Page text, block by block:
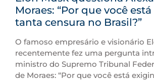
Moraes: “Por que você
tanta censura no Brasil?”
O famoso empresário e visionário
recentemente fez uma pergunta
ministro do Supremo Tribunal
de Moraes: “Por que você está